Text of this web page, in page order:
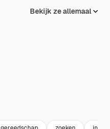
Bekijk ze allemaal